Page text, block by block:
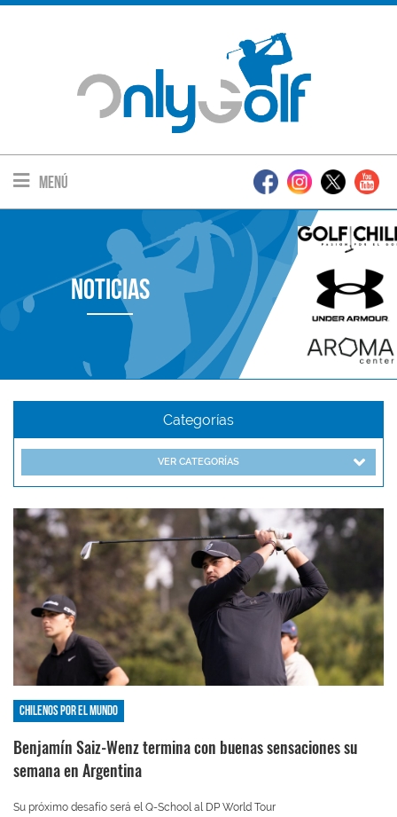
Menú
Noticias
Categorías
VER CATEGORÍAS
Chilenos por el mundo
Benjamín Saiz-Wenz termina con buenas sensaciones su
semana en Argentina
Su próximo desafío será el Q-School al DP World Tour